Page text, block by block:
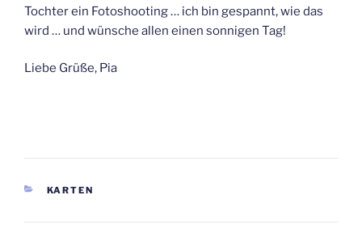
Tochter ein Fotoshooting … ich bin gespannt, wie das
wird … und wünsche allen einen sonnigen Tag!
Liebe Grüße, Pia
KATEGORIEN
KARTEN